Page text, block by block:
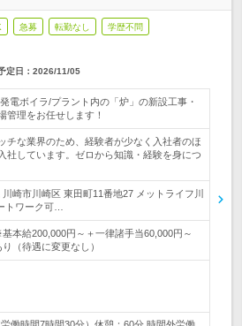
急募 転勤なし 学歴不問
定日： 2026/11/05
電ボイラ/プラント内の「炉」の新設工事・
管理をお任せします！
チな業界のため、経験者が少なく入社者のほ
社しています。ゼロから知識・経験を身につ
川崎市川崎区 東田町11番地27 メットライフ川
トワーク可…
本給200,000円～＋一律諸手当60,000円～
（待遇に変更なし）